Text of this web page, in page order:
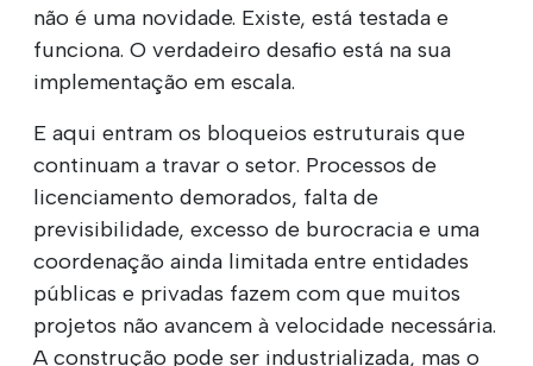
não é uma novidade. Existe, está testada e
funciona. O verdadeiro desafio está na sua
implementação em escala.
E aqui entram os bloqueios estruturais que
continuam a travar o setor. Processos de
licenciamento demorados, falta de
previsibilidade, excesso de burocracia e uma
coordenação ainda limitada entre entidades
públicas e privadas fazem com que muitos
projetos não avancem à velocidade necessária.
A construção pode ser industrializada, mas o